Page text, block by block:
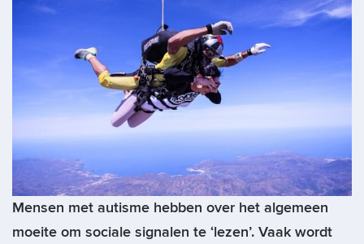
Mensen met autisme hebben over het algemeen
moeite om sociale signalen te ‘lezen’. Vaak wordt